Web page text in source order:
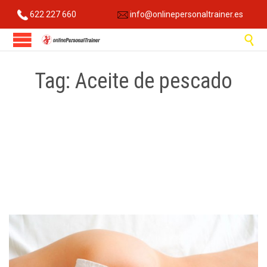
622 227 660 info@onlinepersonaltrainer.es

Tag: Aceite de pescado